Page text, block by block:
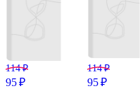
114 ₽
95 ₽
114 ₽
95 ₽